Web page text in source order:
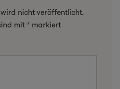
wird nicht veröffentlicht.
mit * markiert